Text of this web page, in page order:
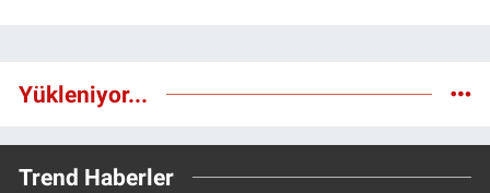
Yükleniyor...
Trend Haberler